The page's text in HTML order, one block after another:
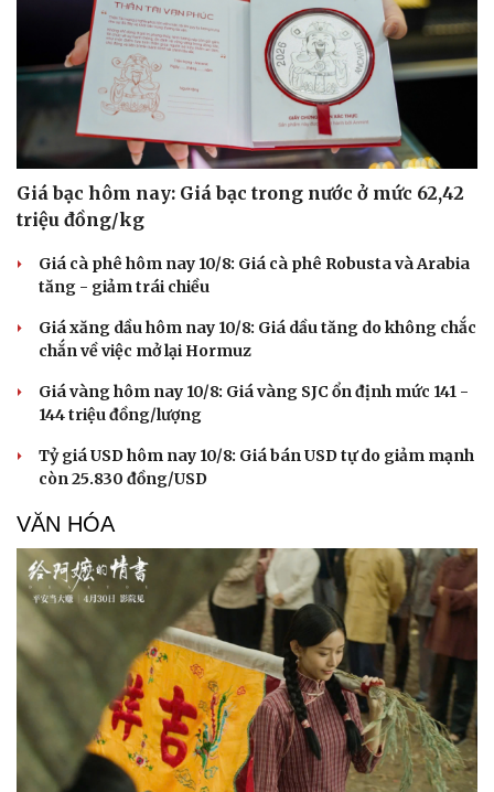
Du lịch
Săn Tour
check-in
Đọc truyện đêm khuya
Cửa sổ tình yêu
Kể chuyện cho bé
Hạt giống tâm hồn
Giá bạc hôm nay: Giá bạc trong nước ở mức 62,42
triệu đồng/kg
Giá cà phê hôm nay 10/8: Giá cà phê Robusta và Arabia
tăng - giảm trái chiều
Giá xăng dầu hôm nay 10/8: Giá dầu tăng do không chắc
chắn về việc mở lại Hormuz
Giá vàng hôm nay 10/8: Giá vàng SJC ổn định mức 141 -
144 triệu đồng/lượng
Tỷ giá USD hôm nay 10/8: Giá bán USD tự do giảm mạnh
còn 25.830 đồng/USD
VĂN HÓA